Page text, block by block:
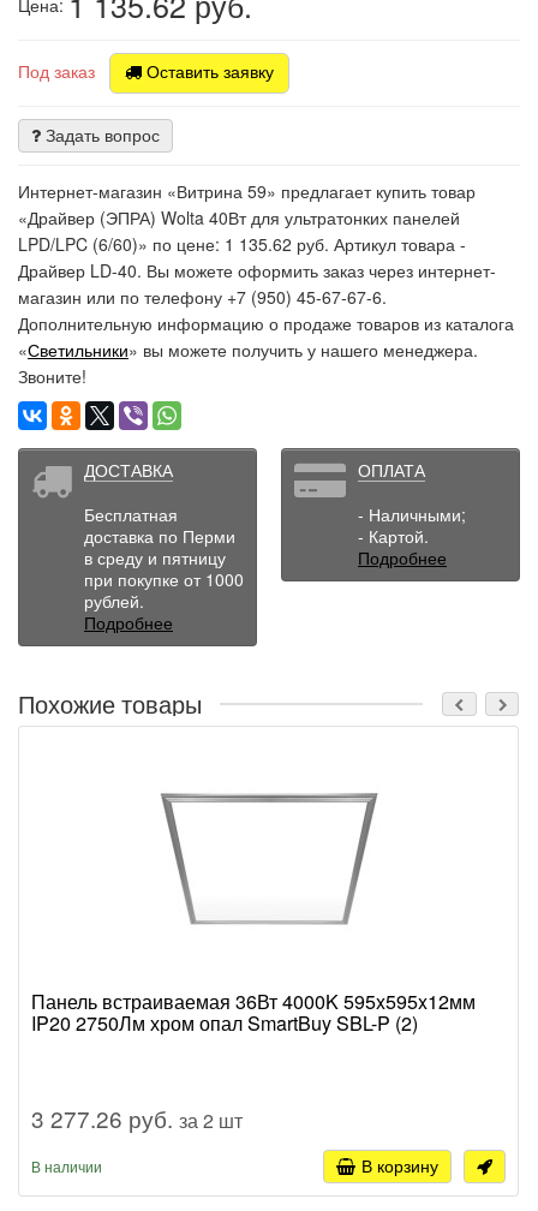
Под заказ Оставить заявку
Задать вопрос
Интернет-магазин «Витрина 59» предлагает купить товар
«Драйвер (ЭПРА) Wolta 40Вт для ультратонких панелей
LPD/LPC (6/60)» по цене: 1 135.62 руб. Артикул товара -
Драйвер LD-40. Вы можете оформить заказ через интернет-
магазин или по телефону +7 (950) 45-67-67-6.
Дополнительную информацию о продаже товаров из каталога
«Светильники» вы можете получить у нашего менеджера.
Звоните!
ДОСТАВКА
Бесплатная
доставка по Перми
в среду и пятницу
при покупке от 1000
рублей.
Подробнее
ОПЛАТА
- Наличными;
- Картой.
Подробнее
Похожие товары
Панель встраиваемая 36Вт 4000K 595x595x12мм
IP20 2750Лм хром опал SmartBuy SBL-P (2)
3 277.26 руб. за 2 шт
В наличии В корзину